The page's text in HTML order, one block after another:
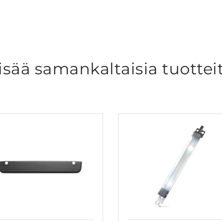
samankaltaisia